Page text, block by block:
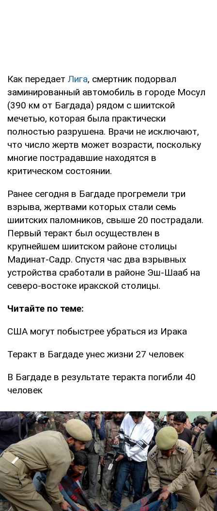
Как передает Лига, смертник подорвал
заминированный автомобиль в городе Мосул
(390 км от Багдада) рядом с шиитской
мечетью, которая была практически
полностью разрушена. Врачи не исключают,
что число жертв может возрасти, поскольку
многие пострадавшие находятся в
критическом состоянии.
Ранее сегодня в Багдаде прогремели три
взрыва, жертвами которых стали семь
шиитских паломников, свыше 20 пострадали.
Первый теракт был осуществлен в
крупнейшем шиитском районе столицы
Мадинат-Садр. Спустя час два взрывных
устройства сработали в районе Эш-Шааб на
северо-востоке иракской столицы.
Читайте по теме:
США могут побыстрее убраться из Ирака
Теракт в Багдаде унес жизни 27 человек
В Багдаде в результате теракта погибли 40
человек